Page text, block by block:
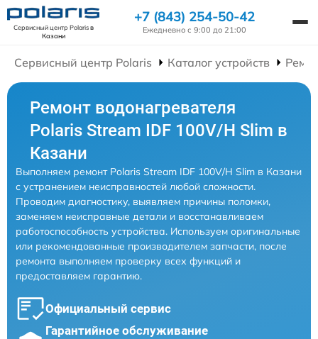
Сервисный центр Polarisв
Казани
+7 (843) 254-50-42
Ежедневно с 9:00 до 21:00
Сервисный центр Polaris Каталог устройств
Ремонт водонагревателя
Polaris Stream IDF 100V/H Slim в
Казани
Выполняем ремонт Polaris Stream IDF 100V/H Slim в Казани
с устранением неисправностей любой сложности.
Проводим диагностику, выявляем причины поломки,
заменяем неисправные детали и восстанавливаем
работоспособность устройства. Используем оригинальные
или рекомендованные производителем запчасти, после
ремонта выполняем проверку всех функций и
предоставляем гарантию.
Официальный сервис
Гарантийное обслуживание